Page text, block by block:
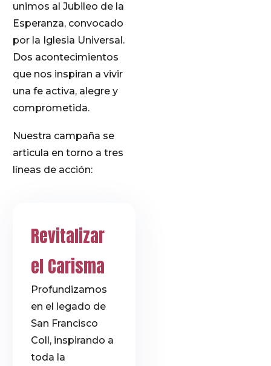
unimos al Jubileo de la
Esperanza, convocado
por la Iglesia Universal.
Dos acontecimientos
que nos inspiran a vivir
una fe activa, alegre y
comprometida.
Nuestra campaña se
articula en torno a tres
líneas de acción:
Revitalizar
el Carisma
Profundizamos
en el legado de
San Francisco
Coll, inspirando a
toda la